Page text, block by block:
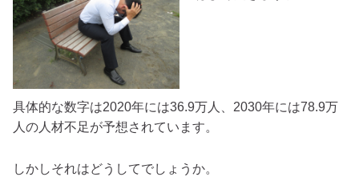
具体的な数字は2020年には36.9万人、2030年には78.9万
人の人材不足が予想されています。
しかしそれはどうしてでしょうか。